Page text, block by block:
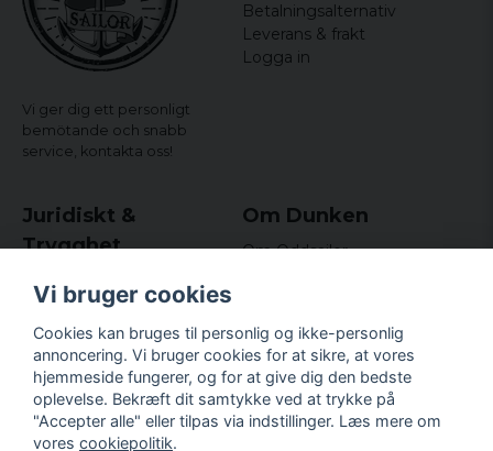
Vi ger dig ett personligt
bemötande och snabb
service, kontakta oss!
Betalningsalternativ
Leverans & frakt
Logga in
Juridiskt &
Trygghet
Købs- og leveringsvilkår
Integritetspolicy (GDPR)
Om cookies
Om Dunken
Om Oddsailor
Nyhedsbrev
Kundklubb.
Företagsuppgifter
Odd Sailor AB
Vi bruger cookies
Cookies kan bruges til personlig og ikke-personlig
annoncering. Vi bruger cookies for at sikre, at vores
hjemmeside fungerer, og for at give dig den bedste
oplevelse. Bekræft dit samtykke ved at trykke på
"Accepter alle" eller tilpas via indstillinger. Læs mere om
vores cookiepolitik.